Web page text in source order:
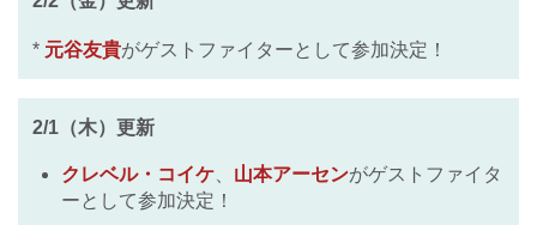
* 元谷友貴がゲストファイターとして参加決定！
2/1（木）更新
クレベル・コイケ 山本アーセンがゲストファイタ
ーとして参加決定！